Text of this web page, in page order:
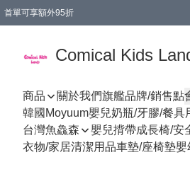
首單可享額外95折
Comical Kids
商品 關於我們旗艦品牌/銷售點
韓國Moyuum嬰兒奶瓶/牙膠/餐具
台灣魚鱻森
嬰兒揹帶成長椅/安
衣物/家居清潔用品車墊/座椅墊嬰